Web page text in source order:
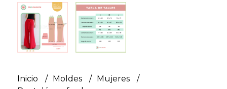
Inicio Moldes
Mujeres